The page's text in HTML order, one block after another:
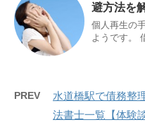
避方法を
個人再生の
ようです。
PREV
水道橋駅で債務整
法書士一覧【体験